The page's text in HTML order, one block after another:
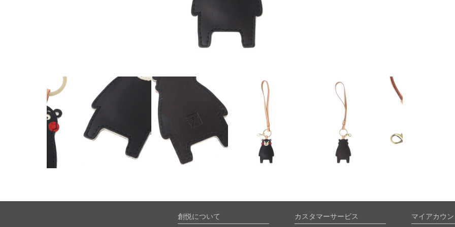
創悦について カスタマーサービス マイアカウ